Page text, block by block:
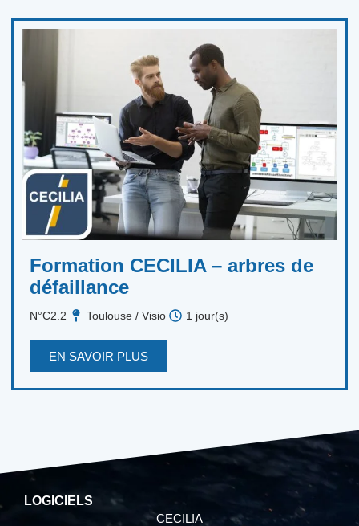
Formation CECILIA – arbres de
défaillance
N°C2.2 Toulouse / Visio 1 jour(s)
EN SAVOIR PLUS
LOGICIELS
CECILIA